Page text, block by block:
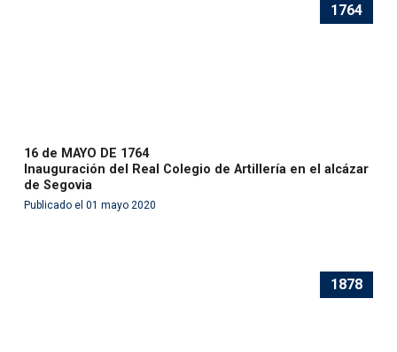
1764
16 de MAYO DE 1764
Inauguración del Real Colegio de Artillería en el alcázar
de Segovia
Publicado el 01 mayo 2020
1878